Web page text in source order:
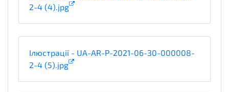
2-4 (4).jpg
Ілюстрації - UA-AR-P-2021-06-30-000008-
2-4 (5).jpg